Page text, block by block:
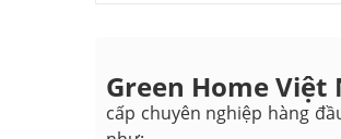
Green Home Việt
cấp chuyên nghiệp hàng